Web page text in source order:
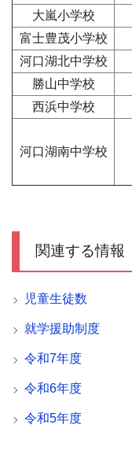
大嵐小学校
富士豊茂小学校
河口湖北中学校
勝山中学校
西浜中学校
河口湖南中学校
関連する情報
児童生徒数
就学援助制度
令和7年度
令和6年度
令和5年度